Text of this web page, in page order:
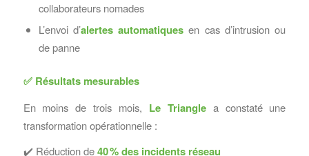
collaborateurs nomades
L’envoi d’alertes automatiques en cas d’intrusion ou
de panne
✅Résultats mesurables
En moins de trois mois, Le Trianglea constaté une
transformation opérationnelle :
✔️ Réduction de40% des incidents réseau